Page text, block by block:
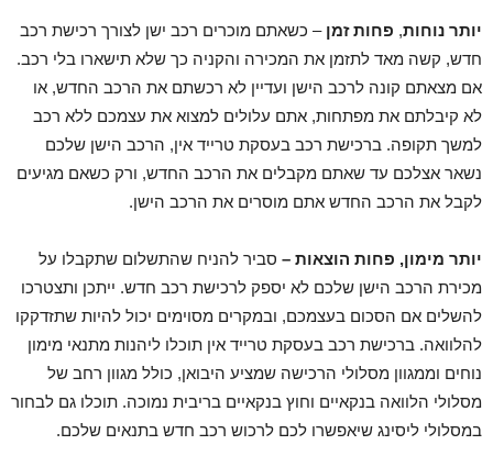
יותר נוחות, פחות זמן – כשאתם מוכרים רכב ישן לצורך רכישת רכב
חדש, קשה מאד לתזמן את המכירה והקניה כך שלא תישארו בלי רכב.
אם מצאתם קונה לרכב הישן ועדיין לא רכשתם את הרכב החדש, או
לא קיבלתם את מפתחות, אתם עלולים למצוא את עצמכם ללא רכב
למשך תקופה. ברכישת רכב בעסקת טרייד אין, הרכב הישן שלכם
נשאר אצלכם עד שאתם מקבלים את הרכב החדש, ורק כשאם מגיעים
לקבל את הרכב החדש אתם מוסרים את הרכב הישן.
יותר מימון, פחות הוצאות – סביר להניח שהתשלום שתקבלו על
מכירת הרכב הישן שלכם לא יספק לרכישת רכב חדש. ייתכן ותצטרכו
להשלים אם הסכום בעצמכם, ובמקרים מסוימים יכול להיות שתזדקקו
להלוואה. ברכישת רכב בעסקת טרייד אין תוכלו ליהנות מתנאי מימון
נוחים וממגוון מסלולי הרכישה שמציע היבואן, כולל מגוון רחב של
מסלולי הלוואה בנקאיים וחוץ בנקאיים בריבית נמוכה. תוכלו גם לבחור
במסלולי ליסינג שיאפשרו לכם לרכוש רכב חדש בתנאים שלכם.